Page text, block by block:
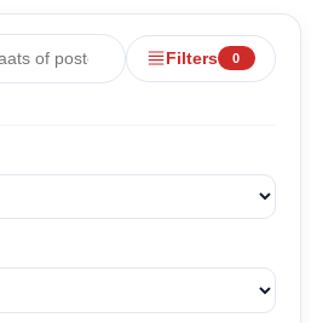
Filters 0